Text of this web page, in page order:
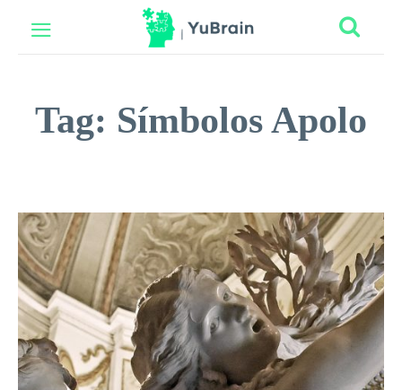
Tag: Símbolos Apolo